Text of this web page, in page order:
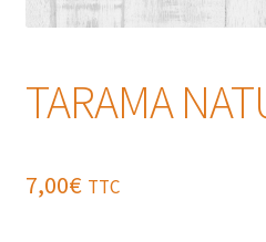
TARAMA
7,00€ TTC